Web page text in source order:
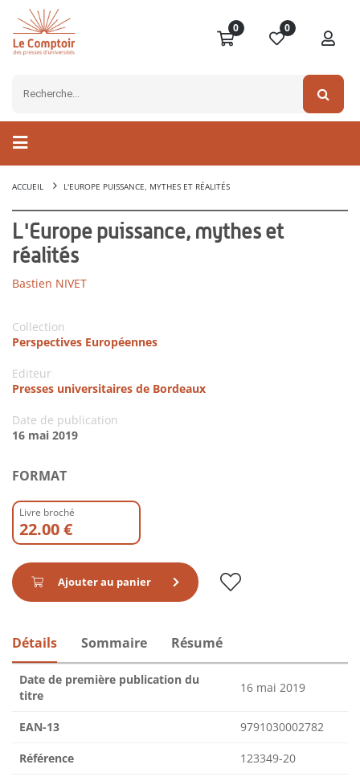
0 0
ACCUEIL L'EUROPE PUISSANCE, MYTHES ET RÉALITÉS
L'Europe puissance, mythes et
réalités
Bastien NIVET
Collection
Perspectives Européennes
Editeur
Presses universitaires de Bordeaux
Date de publication
16 mai 2019
FORMAT
Livre broché
22.00 €
Ajouter au panier
Détails Sommaire Résumé
Date de première publication du
titre
16 mai 2019
EAN-13 9791030002782
Référence 123349-20